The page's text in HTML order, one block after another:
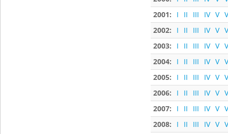
2001:
I II III IV V
2002:
I II III IV V
2003:
I II III IV V
2004:
I II III IV V
2005:
I II III IV V
2006:
I II III IV V
2007:
I II III IV V
2008:
I II III IV V